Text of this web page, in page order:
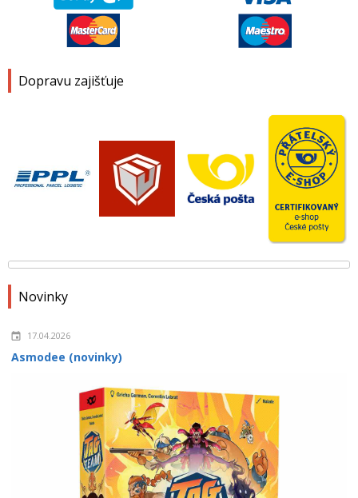
Dopravu zajišťuje
Novinky
17.04.2026
Asmodee (novinky)